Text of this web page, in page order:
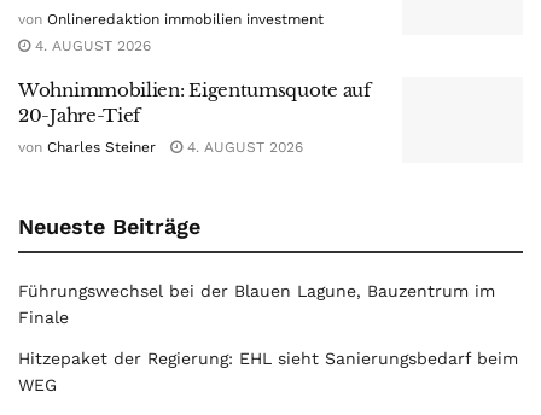
von Onlineredaktion immobilien investment
4. AUGUST 2026
Wohnimmobilien: Eigentumsquote auf
20-Jahre-Tief
von Charles Steiner 4. AUGUST 2026
Neueste Beiträge
Führungswechsel bei der Blauen Lagune, Bauzentrum im
Finale
Hitzepaket der Regierung: EHL sieht Sanierungsbedarf beim
WEG